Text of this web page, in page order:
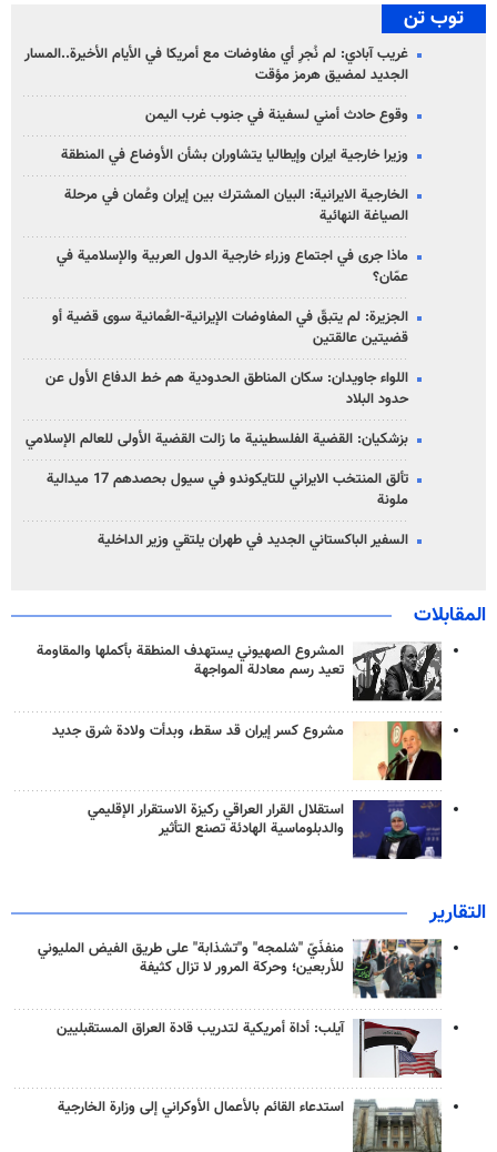
توب تن
غريب آبادي: لم نُجرِ أي مفاوضات مع أمريكا في الأيام الأخيرة..المسار
الجديد لمضيق هرمز مؤقت
وقوع حادث أمني لسفينة في جنوب غرب اليمن
وزيرا خارجية ايران وإيطاليا يتشاوران بشأن الأوضاع في المنطقة
الخارجية الايرانية: البيان المشترك بين إيران وعُمان في مرحلة
الصياغة النهائية
ماذا جرى في اجتماع وزراء خارجية الدول العربية والإسلامية في
عمّان؟
الجزيرة: لم يتبقّ في المفاوضات الإيرانية-العُمانية سوى قضية أو
قضيتين عالقتين
اللواء جاويدان: سكان المناطق الحدودية هم خط الدفاع الأول عن
حدود البلاد
بزشكيان: القضية الفلسطينية ما زالت القضية الأولى للعالم الإسلامي
تألق المنتخب الايراني للتايكوندو في سيول بحصدهم 17 ميدالية
ملونة
السفير الباكستاني الجديد في طهران يلتقي وزير الداخلية
المقابلات
المشروع الصهيوني يستهدف المنطقة بأكملها والمقاومة
تعيد رسم معادلة المواجهة
مشروع كسر إيران قد سقط، وبدأت ولادة شرق جديد
استقلال القرار العراقي ركيزة الاستقرار الإقليمي
والدبلوماسية الهادئة تصنع التأثير
التقارير
منفذَيّ "شلمجه" و"تشذابة" على طريق الفيض المليوني
للأربعين؛ وحركة المرور لا تزال كثيفة
آيلب: أداة أمريكية لتدريب قادة العراق المستقبليين
استدعاء القائم بالأعمال الأوكراني إلى وزارة الخارجية